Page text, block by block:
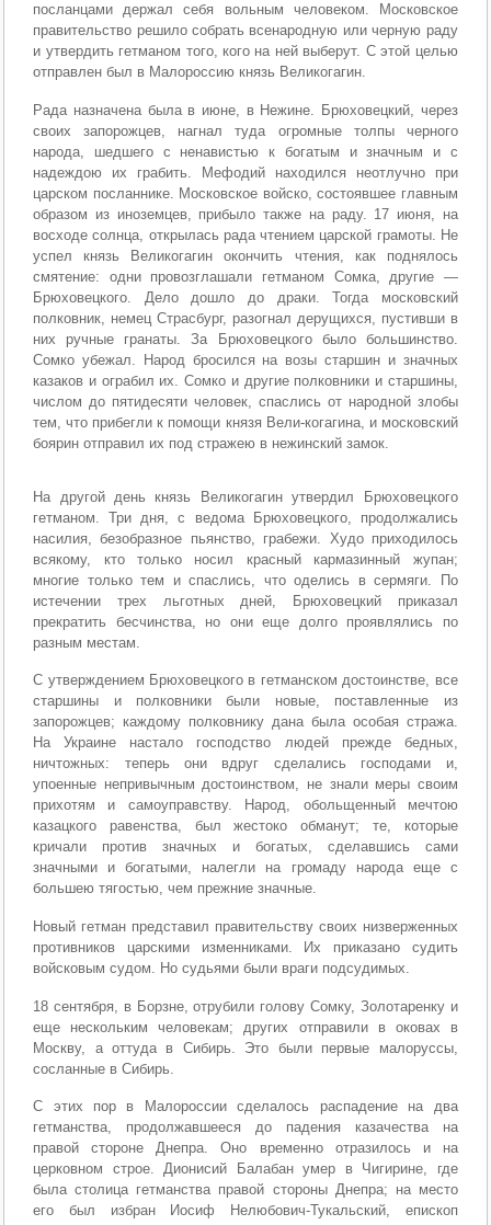
посланцами держал себя вольным человеком. Московское
правительство решило собрать всенародную или черную раду
и утвердить гетманом того, кого на ней выберут. С этой целью
отправлен был в Малороссию князь Великогагин.
Рада назначена была в июне, в Нежине. Брюховецкий, через
своих запорожцев, нагнал туда огромные толпы черного
народа, шедшего с ненавистью к богатым и значным и с
надеждою их грабить. Мефодий находился неотлучно при
царском посланнике. Московское войско, состоявшее главным
образом из иноземцев, прибыло также на раду. 17 июня, на
восходе солнца, открылась рада чтением царской грамоты. Не
успел князь Великогагин окончить чтения, как поднялось
смятение: одни провозглашали гетманом Сомка, другие —
Брюховецкого. Дело дошло до драки. Тогда московский
полковник, немец Страсбург, разогнал дерущихся, пустивши в
них ручные гранаты. За Брюховецкого было большинство.
Сомко убежал. Народ бросился на возы старшин и значных
казаков и ограбил их. Сомко и другие полковники и старшины,
числом до пятидесяти человек, спаслись от народной злобы
тем, что прибегли к помощи князя Вели-когагина, и московский
боярин отправил их под стражею в нежинский замок.
На другой день князь Великогагин утвердил Брюховецкого
гетманом. Три дня, с ведома Брюховецкого, продолжались
насилия, безобразное пьянство, грабежи. Худо приходилось
всякому, кто только носил красный кармазинный жупан;
многие только тем и спаслись, что оделись в сермяги. По
истечении трех льготных дней, Брюховецкий приказал
прекратить бесчинства, но они еще долго проявлялись по
разным местам.
С утверждением Брюховецкого в гетманском достоинстве, все
старшины и полковники были новые, поставленные из
запорожцев; каждому полковнику дана была особая стража.
На Украине настало господство людей прежде бедных,
ничтожных: теперь они вдруг сделались господами и,
упоенные непривычным достоинством, не знали меры своим
прихотям и самоуправству. Народ, обольщенный мечтою
казацкого равенства, был жестоко обманут; те, которые
кричали против значных и богатых, сделавшись сами
значными и богатыми, налегли на громаду народа еще с
большею тягостью, чем прежние значные.
Новый гетман представил правительству своих низверженных
противников царскими изменниками. Их приказано судить
войсковым судом. Но судьями были враги подсудимых.
18 сентября, в Борзне, отрубили голову Сомку, Золотаренку и
еще нескольким человекам; других отправили в оковах в
Москву, а оттуда в Сибирь. Это были первые малоруссы,
сосланные в Сибирь.
С этих пор в Малороссии сделалось распадение на два
гетманства, продолжавшееся до падения казачества на
правой стороне Днепра. Оно временно отразилось и на
церковном строе. Дионисий Балабан умер в Чигирине, где
была столица гетманства правой стороны Днепра; на место
его был избран Иосиф Нелюбович-Тукальский, епископ